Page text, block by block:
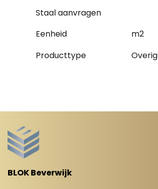
Staal aanvragen
Eenheid
m2
Producttype
Overig
BLOK Beverwijk